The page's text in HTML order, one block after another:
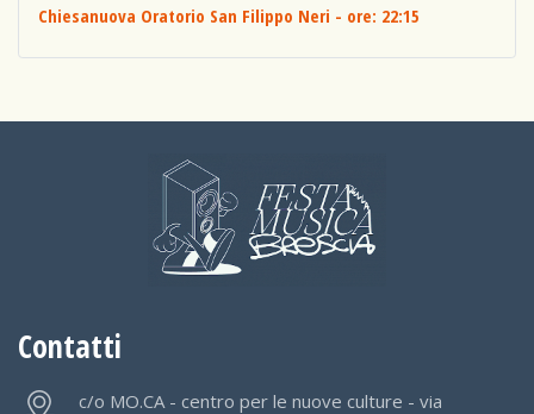
Chiesanuova Oratorio San Filippo Neri - ore: 22:15
Contatti
c/o MO.CA - centro per le nuove culture - via